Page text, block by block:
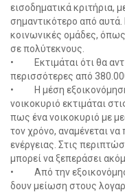
εισοδηματικά κριτήρια,
σημαντικότερο από
κοινωνικές ομάδες, όπως
σε πολύτεκνους.
• Εκτιμάται ότι θα
περισσότερες από
• Η μέση εξοικονόμηση
νοικοκυριό εκτιμάται
πως ένα νοικοκυριό με
τον χρόνο, αναμένεται
ενέργειας. Στις
μπορεί να ξεπεράσει
• Από την εξοικονόμηση
δουν μείωση στους